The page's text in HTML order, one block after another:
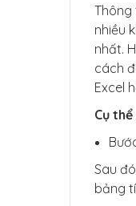
Thông
nhiều
nhất.
cách
Excel
Cụ
Sau
bảng